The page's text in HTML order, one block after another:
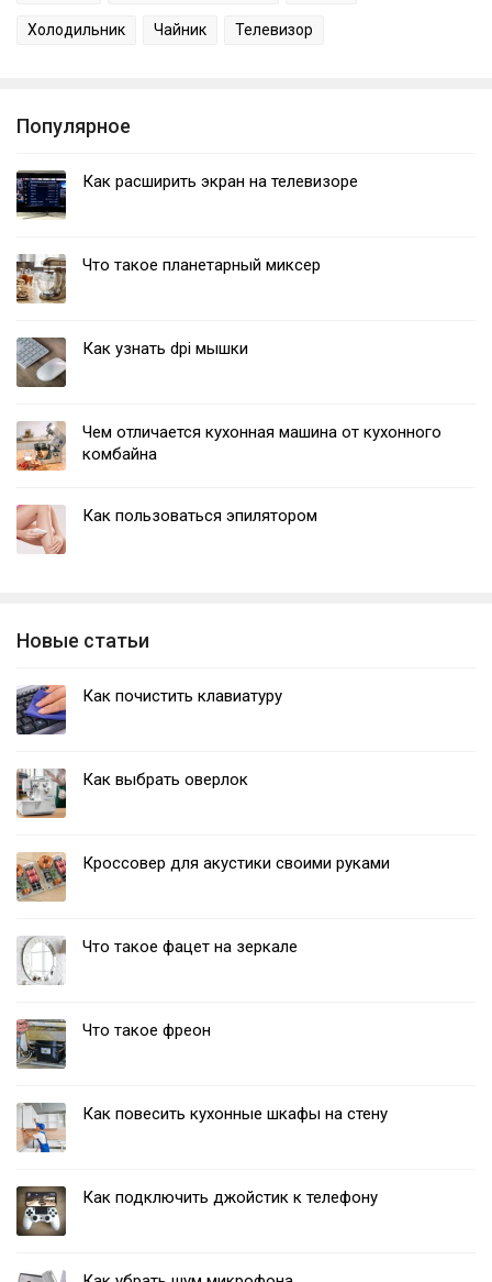
Холодильник Чайник Телевизор
Популярное
Как расширить экран на телевизоре
Что такое планетарный миксер
Как узнать dpi мышки
Чем отличается кухонная машина от кухонного
комбайна
Как пользоваться эпилятором
Новые статьи
Как почистить клавиатуру
Как выбрать оверлок
Кроссовер для акустики своими руками
Что такое фацет на зеркале
Что такое фреон
Как повесить кухонные шкафы на стену
Как подключить джойстик к телефону